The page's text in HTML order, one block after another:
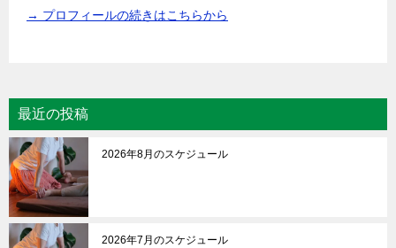
→ プロフィールの続きはこちらから
最近の投稿
2026年8月のスケジュール
2026年7月のスケジュール